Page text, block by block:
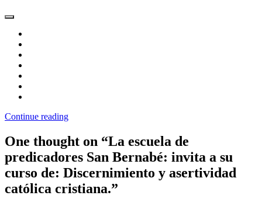
Continue reading
One thought on “La escuela de
predicadores San Bernabé: invita a su
curso de: Discernimiento y asertividad
católica cristiana.”